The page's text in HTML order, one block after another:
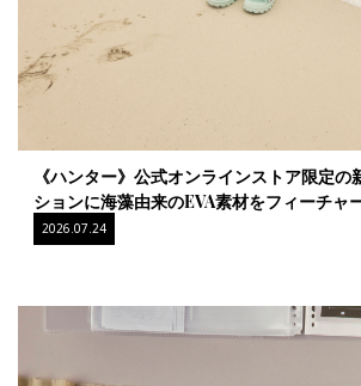
《ハンター》公式オンラインストア限定の
ションに海藻由来のEVA素材をフィーチャ
2026.07.24